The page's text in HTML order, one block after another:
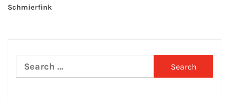
Schmierfink
Search
for: